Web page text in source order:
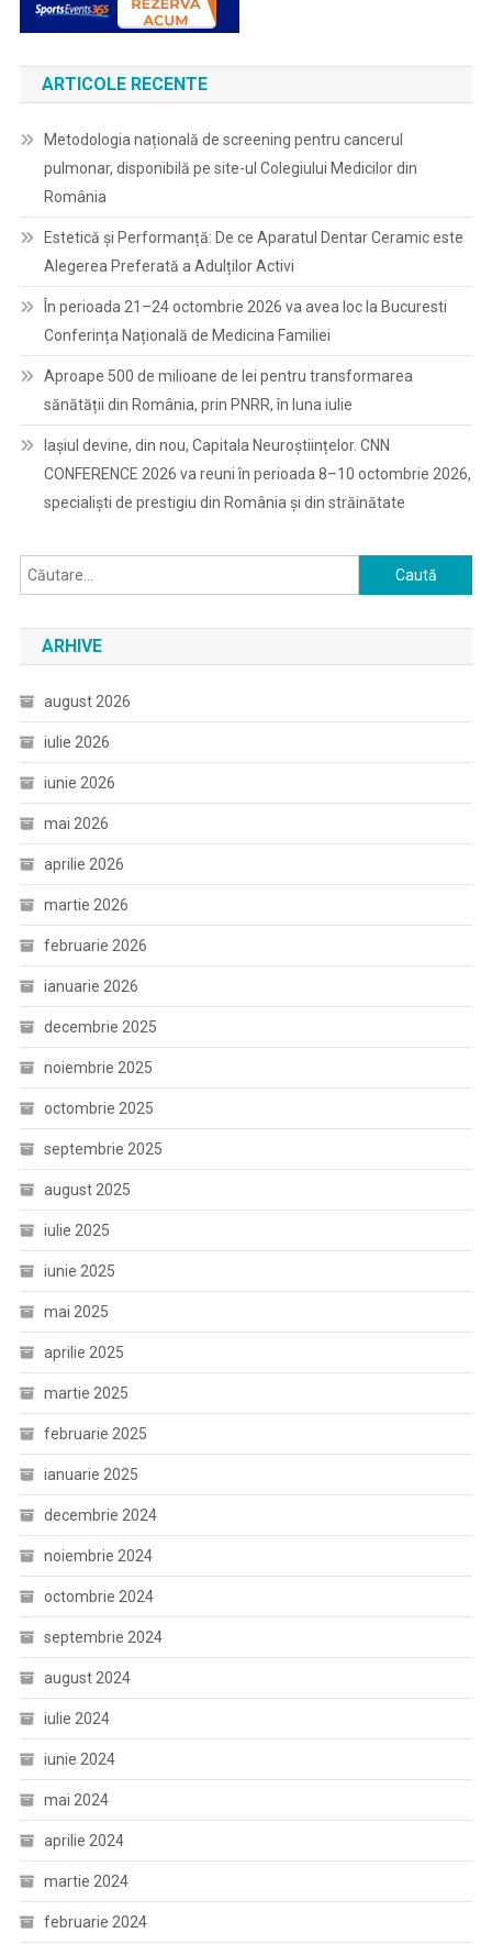
ARTICOLE RECENTE
Metodologia națională de screening pentru cancerul
pulmonar, disponibilă pe site-ul Colegiului Medicilor din
România
Estetică și Performanță: De ce Aparatul Dentar Ceramic este
Alegerea Preferată a Adulților Activi
În perioada 21–24 octombrie 2026 va avea loc la Bucuresti
Conferința Națională de Medicina Familiei
Aproape 500 de milioane de lei pentru transformarea
sănătății din România, prin PNRR, în luna iulie
Iașiul devine, din nou, Capitala Neuroștiințelor. CNN
CONFERENCE 2026 va reuni în perioada 8–10 octombrie 2026,
specialiști de prestigiu din România și din străinătate
Caută
după:
ARHIVE
august 2026
iulie 2026
iunie 2026
mai 2026
aprilie 2026
martie 2026
februarie 2026
ianuarie 2026
decembrie 2025
noiembrie 2025
octombrie 2025
septembrie 2025
august 2025
iulie 2025
iunie 2025
mai 2025
aprilie 2025
martie 2025
februarie 2025
ianuarie 2025
decembrie 2024
noiembrie 2024
octombrie 2024
septembrie 2024
august 2024
iulie 2024
iunie 2024
mai 2024
aprilie 2024
martie 2024
februarie 2024